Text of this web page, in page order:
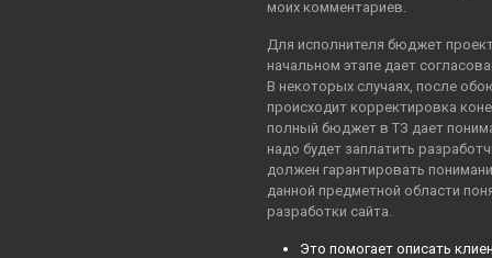
моих комментариев.
Для исполнителя бюджет
начальном этапе дает
В некоторых случаях, после
происходит корректировка
полный бюджет в ТЗ дает
надо будет заплатить
должен гарантировать
данной предметной области
разработки сайта.
Это помогает описать